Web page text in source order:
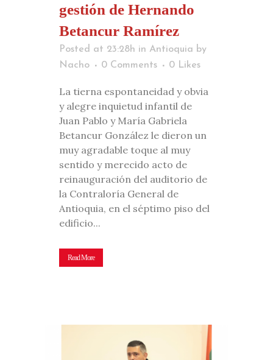
gestión de Hernando
Betancur Ramírez
Posted at 23:28h in Antioquia by
Nacho
0 Comments 0 Likes
La tierna espontaneidad y obvia
y alegre inquietud infantil de
Juan Pablo y María Gabriela
Betancur González le dieron un
muy agradable toque al muy
sentido y merecido acto de
reinauguración del auditorio de
la Contraloría General de
Antioquia, en el séptimo piso del
edificio...
Read More